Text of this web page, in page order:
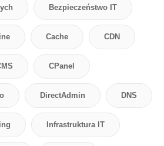
Bezpieczeństwo IT
Cache CDN
CPanel
DirectAdmin DNS
Infrastruktura IT